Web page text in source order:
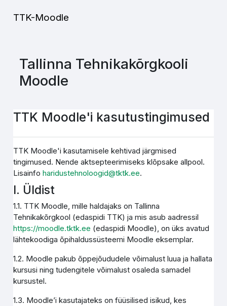
TTK-Moodle
Tallinna Tehnikakõrgkooli
Moodle
TTK Moodle'i kasutustingimused
TTK Moodle'i kasutamisele kehtivad järgmised
tingimused. Nende aktsepteerimiseks klõpsake allpool.
Lisainfoharidustehnoloogid@tktk.ee.
I. Üldist
1.1. TTK Moodle, mille haldajaks on Tallinna
Tehnikakõrgkool (edaspidi TTK) ja mis asub aadressil
https://moodle.tktk.ee (edaspidi Moodle), on üks avatud
lähtekoodiga õpihaldussüsteemi Moodle eksemplar.
1.2. Moodle pakub õppejõududele võimalust luua ja hallata
kursusi ning tudengitele võimalust osaleda samadel
kursustel.
1.3. Moodle’i kasutajateks on füüsilised isikud, kes